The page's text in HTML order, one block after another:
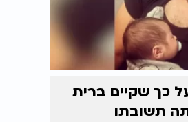
כך שקיים ברית
תשובתו